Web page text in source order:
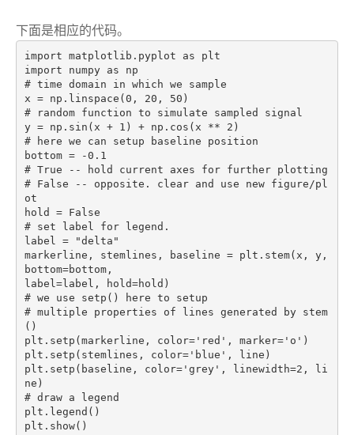
下面是相应的代码。
import matplotlib.pyplot as plt
import numpy as np
# time domain in which we sample
x = np.linspace(0, 20, 50)
# random function to simulate sampled signal
y = np.sin(x + 1) + np.cos(x ** 2)
# here we can setup baseline position
bottom = -0.1
# True -- hold current axes for further plotting
# False -- opposite. clear and use new figure/pl
ot
hold = False
# set label for legend.
label = "delta"
markerline, stemlines, baseline = plt.stem(x, y,
bottom=bottom,
label=label, hold=hold)
# we use setp() here to setup
# multiple properties of lines generated by stem
()
plt.setp(markerline, color='red', marker='o')
plt.setp(stemlines, color='blue', line)
plt.setp(baseline, color='grey', linewidth=2, li
ne)
# draw a legend
plt.legend()
plt.show()